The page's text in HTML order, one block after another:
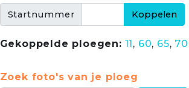
Startnummer
Gekoppelde ploegen: 11, 60, 65, 70
Zoek foto's van je ploeg